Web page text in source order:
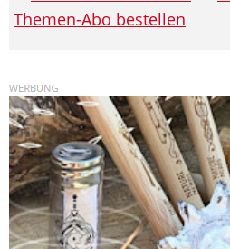
Themen-Abo bestellen